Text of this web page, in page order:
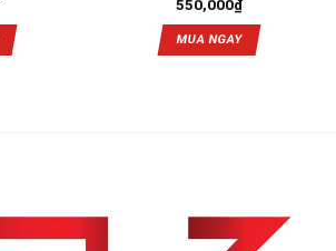
550,000₫
MUA NGAY